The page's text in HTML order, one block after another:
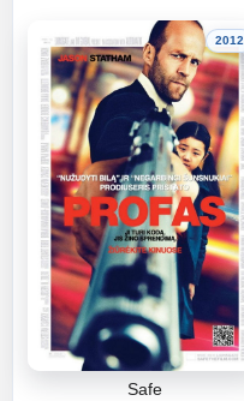
2012
Safe